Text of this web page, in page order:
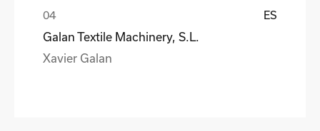
ES
Galan Textile Machinery, S.L.
Xavier Galan